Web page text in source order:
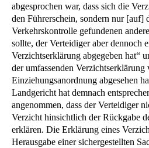
abgesprochen war, dass sich die
den Führerschein, sondern nur [auf]
Verkehrskontrolle gefundenen
sollte, der Verteidiger aber dennoch
Verzichtserklärung abgegeben hat“
der umfassenden Verzichtserklärung
Einziehungsanordnung abgesehen
Landgericht hat demnach
angenommen, dass der Verteidiger
Verzicht hinsichtlich der Rückgabe
erklären. Die Erklärung eines
Herausgabe einer sichergestellten